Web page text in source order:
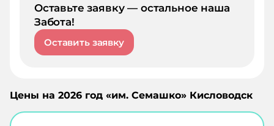
Оставьте заявку — остальное наша
Забота!
Оставить заявку
Цены на 2026 год «им. Семашко» Кисловодск